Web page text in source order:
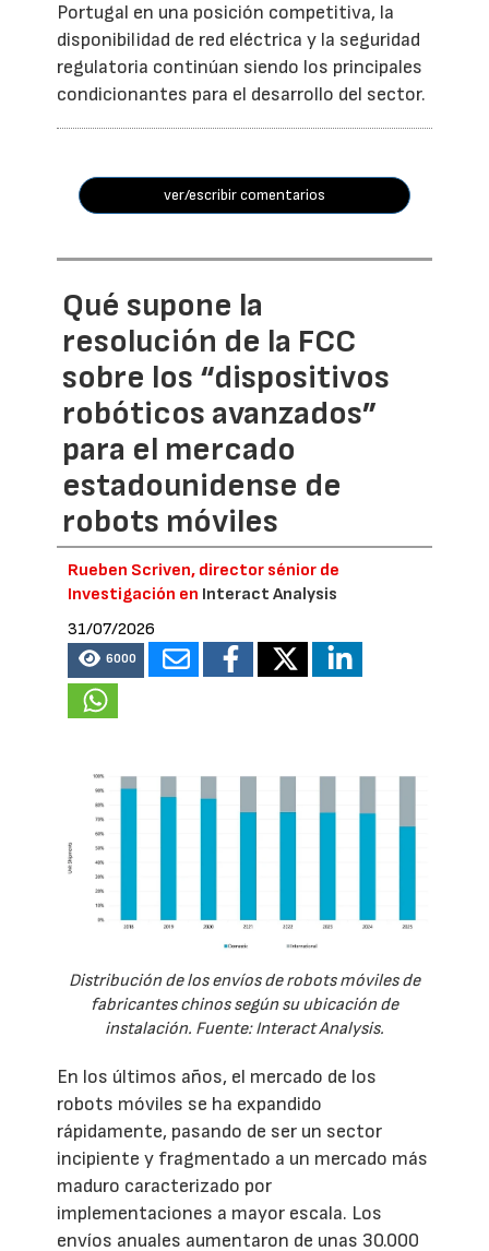
Portugal en una posición competitiva, la
disponibilidad de red eléctrica y la seguridad
regulatoria continúan siendo los principales
condicionantes para el desarrollo del sector.
ver/escribir comentarios
Qué supone la
resolución de la FCC
sobre los “dispositivos
robóticos avanzados”
para el mercado
estadounidense de
robots móviles
Rueben Scriven, director sénior de
Investigación en Interact Analysis
31/07/2026
6000
Distribución de los envíos de robots móviles de
fabricantes chinos según su ubicación de
instalación. Fuente: Interact Analysis.
En los últimos años, el mercado de los
robots móviles se ha expandido
rápidamente, pasando de ser un sector
incipiente y fragmentado a un mercado más
maduro caracterizado por
implementaciones a mayor escala. Los
envíos anuales aumentaron de unas 30.000